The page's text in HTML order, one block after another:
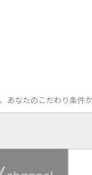
なたのこだわり条件